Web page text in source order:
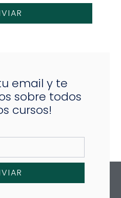
email y te
sobre todos
cursos!